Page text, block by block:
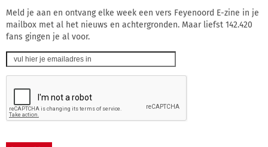
Meld je aan en ontvang elke week een vers Feyenoord E-zine in je
mailbox met al het nieuws en achtergronden. Maar liefst 142.420
fans gingen je al voor.